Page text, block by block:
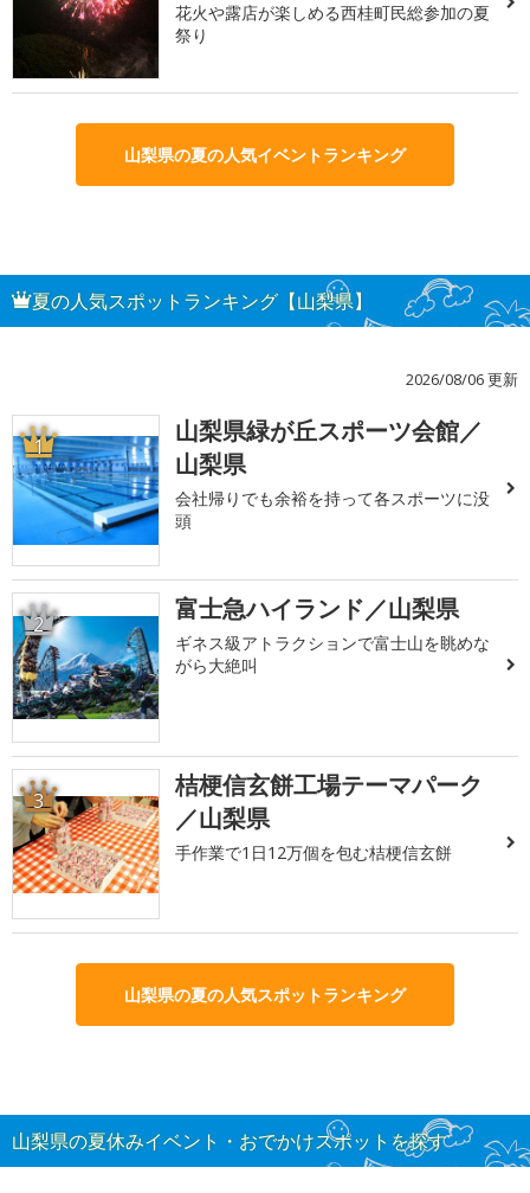
花火や露店が楽しめる西桂町民総参加の夏
祭り
山梨県の夏の人気イベントランキング
夏の人気スポットランキング【山梨県】
2026/08/06 更新
1
山梨県緑が丘スポーツ会館／
山梨県
会社帰りでも余裕を持って各スポーツに没
頭
2 富士急ハイランド／山梨県
ギネス級アトラクションで富士山を眺めな
がら大絶叫
3
桔梗信玄餅工場テーマパーク
／山梨県
手作業で1日12万個を包む桔梗信玄餅
山梨県の夏の人気スポットランキング
山梨県の夏休みイベント・おでかけスポットを探す